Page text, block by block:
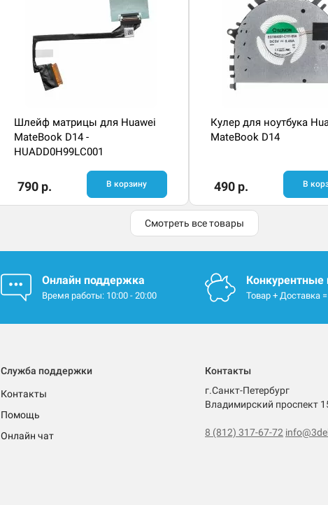
Шлейф матрицы для Huawei
MateBook D14 -
HUADD0H99LC001
790 р. В корзину
Кулер для ноутбука
MateBook D14
490 р. В
Смотреть все товары
Онлайн поддержка
Время работы: 10:00 - 20:00 Товар + Доставка
Служба поддержки
Контакты
Помощь
Онлайн чат
Контакты
г.Санкт-Петербург
Владимирский проспект
8 (812) 317-67-72